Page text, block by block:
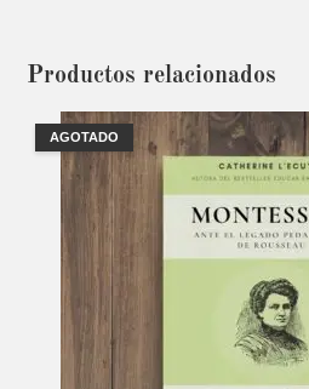
Productos relacionados
AGOTADO